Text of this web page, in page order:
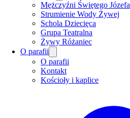
Mężczyźni Świętego Józefa
Strumienie Wody Żywej
Schola Dziecięca
Grupa Teatralna
Żywy Różaniec
O parafii
O parafii
Kontakt
Kościoły i kaplice